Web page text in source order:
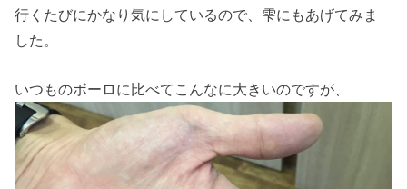
行くたびにかなり気にしているので、雫にもあげてみま
した。
いつものボーロに比べてこんなに大きいのですが、